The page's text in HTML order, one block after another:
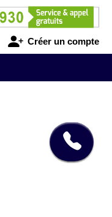
Créer un compte